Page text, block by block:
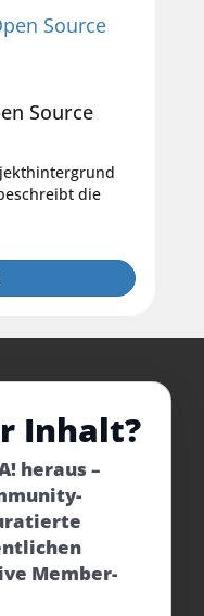
Source
die
Inhalt?
heraus –
Member-